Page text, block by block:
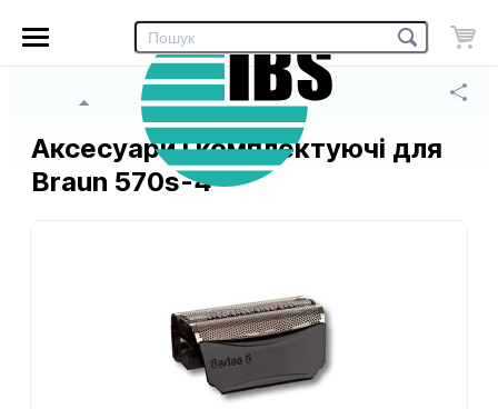
Інтернет-
магазин
меню
Головна сторінка
Аксесуари і комплектуючі для
Braun 570s-4